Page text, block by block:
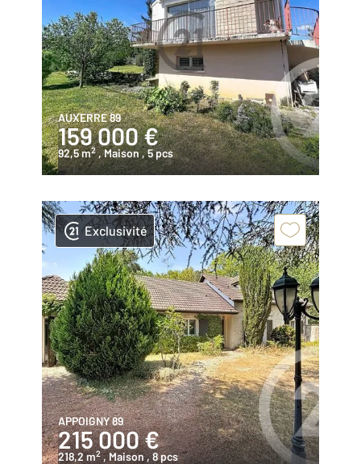
AUXERRE 89
159 000 €
92,5 m2 , Maison , 5 pcs
Exclusivité
APPOIGNY 89
215 000 €
218,2 m2 , Maison, 8 pcs